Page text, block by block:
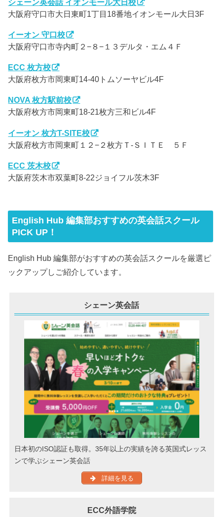
シェーン英会話 イオンモール大日校
大阪府守口市大日東町1丁目18番地イオンモール大日3F
イーオン 守口校
大阪府守口市寺内町２−８−１３デルタ・エム４Ｆ
ECC 枚方校
大阪府枚方市岡東町14-40トムソーヤビル4F
NOVA 枚方駅前校
大阪府枚方市岡東町18‐21枚方三和ビル4F
イーオン 枚方T-SITE校
大阪府枚方市岡東町１２−２枚方Ｔ-ＳＩＴＥ ５Ｆ
ECC 茨木校
大阪府茨木市双葉町8-22ジョイフル茨木3F
English Hub 編集部おすすめの英会話スクール
PICK UP！
English Hub 編集部がおすすめの英会話スクールを厳選ピ
ックアップしご紹介しています。
シェーン英会話
日本初のISO認証も取得。35年以上の実績を誇る英国式レッス
ンで学ぶシェーン英会話
詳細を見る
ECC外語学院